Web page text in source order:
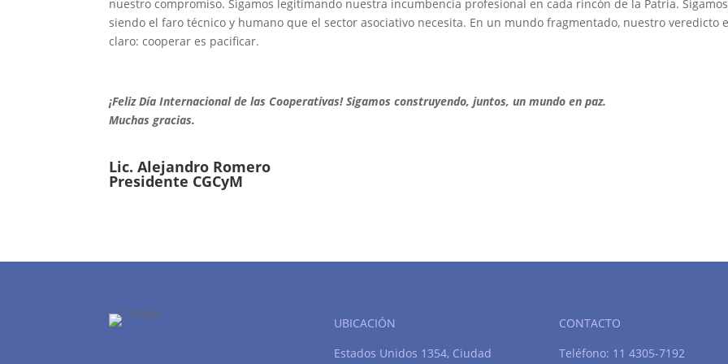
nuestro compromiso. Sigamos legitimando nuestra incumbencia profesional en cada rincón de la Patria. Sigamos
siendo el faro técnico y humano que el sector asociativo necesita. En un mundo fragmentado, nuestro veredicto
claro: cooperar es pacificar.
¡Feliz Día Internacional de las Cooperativas! Sigamos construyendo, juntos, un mundo en paz.
Muchas gracias.
Lic. Alejandro Romero
Presidente CGCyM
UBICACIÓN
Estados Unidos 1354, Ciudad
CONTACTO
Teléfono: 11 4305-7192